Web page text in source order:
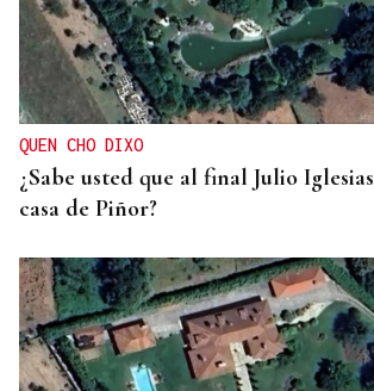
QUEN CHO DIXO
¿Sabe usted que al final Julio
casa de Piñor?